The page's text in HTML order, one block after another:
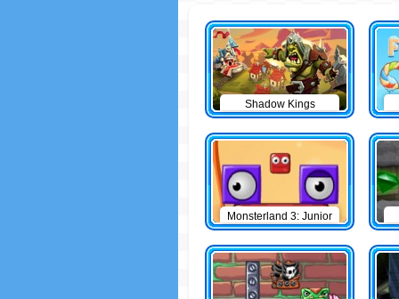
Shadow Kings
Monsterland 3: Junior
Returns